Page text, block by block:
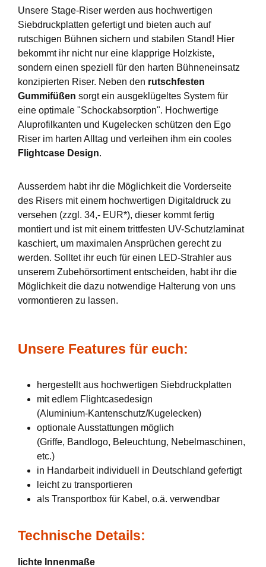
Unsere Stage-Riser werden aus hochwertigen
Siebdruckplatten gefertigt und bieten auch auf
rutschigen Bühnen sichern und stabilen Stand! Hier
bekommt ihr nicht nur eine klapprige Holzkiste,
sondern einen speziell für den harten Bühneneinsatz
konzipierten Riser. Neben den rutschfesten
Gummifüßen sorgt ein ausgeklügeltes System für
eine optimale "Schockabsorption". Hochwertige
Aluprofilkanten und Kugelecken schützen den Ego
Riser im harten Alltag und verleihen ihm ein cooles
Flightcase Design.
Ausserdem habt ihr die Möglichkeit die Vorderseite
des Risers mit einem hochwertigen Digitaldruck zu
versehen (zzgl. 34,- EUR*), dieser kommt fertig
montiert und ist mit einem trittfesten UV-Schutzlaminat
kaschiert, um maximalen Ansprüchen gerecht zu
werden. Solltet ihr euch für einen LED-Strahler aus
unserem Zubehörsortiment entscheiden, habt ihr die
Möglichkeit die dazu notwendige Halterung von uns
vormontieren zu lassen.
Unsere Features für euch:
hergestellt aus hochwertigen Siebdruckplatten
mit edlem Flightcasedesign
(Aluminium-Kantenschutz/Kugelecken)
optionale Ausstattungen möglich
(Griffe, Bandlogo, Beleuchtung, Nebelmaschinen,
etc.)
in Handarbeit individuell in Deutschland gefertigt
leicht zu transportieren
als Transportbox für Kabel, o.ä. verwendbar
Technische Details:
lichte Innenmaße